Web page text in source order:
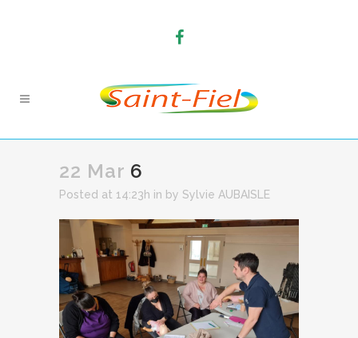
22 Mar 6
Posted at 14:23h in by Sylvie AUBAISLE